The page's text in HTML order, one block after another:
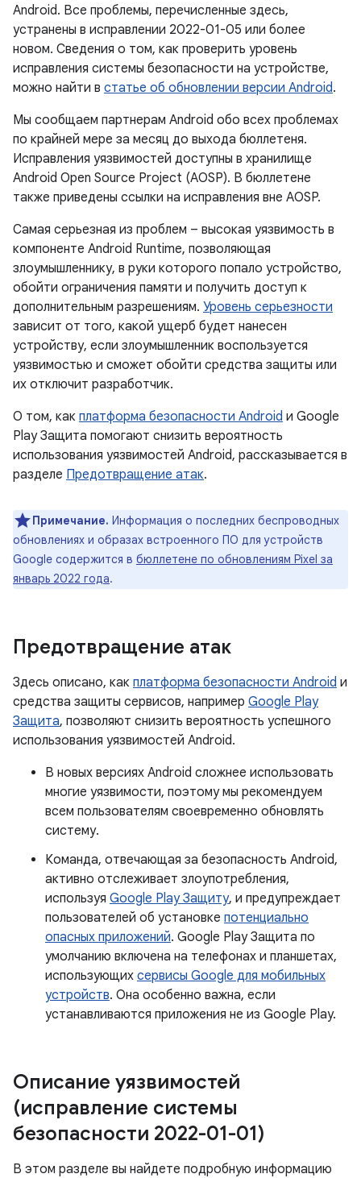
Android. Все проблемы, перечисленные здесь,
устранены в исправлении 2022-01-05 или более
новом. Сведения о том, как проверить уровень
исправления системы безопасности на устройстве,
можно найти в статье об обновлении версии Android.
Мы сообщаем партнерам Android обо всех проблемах
по крайней мере за месяц до выхода бюллетеня.
Исправления уязвимостей доступны в хранилище
Android Open Source Project (AOSP). В бюллетене
также приведены ссылки на исправления вне AOSP.
Самая серьезная из проблем – высокая уязвимость в
компоненте Android Runtime, позволяющая
злоумышленнику, в руки которого попало устройство,
обойти ограничения памяти и получить доступ к
дополнительным разрешениям. Уровень серьезности
зависит от того, какой ущерб будет нанесен
устройству, если злоумышленник воспользуется
уязвимостью и сможет обойти средства защиты или
их отключит разработчик.
О том, как платформа безопасности Android и Google
Play Защита помогают снизить вероятность
использования уязвимостей Android, рассказывается в
разделе Предотвращение атак.
Примечание. Информация о последних беспроводных
обновлениях и образах встроенного ПО для устройств
Google содержится в бюллетене по обновлениям Pixel за
январь 2022 года.
Предотвращение атак
Здесь описано, как платформа безопасности Android и
средства защиты сервисов, например Google Play
Защита, позволяют снизить вероятность успешного
использования уязвимостей Android.
В новых версиях Android сложнее использовать
многие уязвимости, поэтому мы рекомендуем
всем пользователям своевременно обновлять
систему.
Команда, отвечающая за безопасность Android,
активно отслеживает злоупотребления,
используя Google Play Защиту, и предупреждает
пользователей об установке потенциально
опасных приложений. Google Play Защита по
умолчанию включена на телефонах и планшетах,
использующих сервисы Google для мобильных
устройств. Она особенно важна, если
устанавливаются приложения не из Google Play.
Описание уязвимостей
(исправление системы
безопасности 2022-01-01)
В этом разделе вы найдете подробную информацию